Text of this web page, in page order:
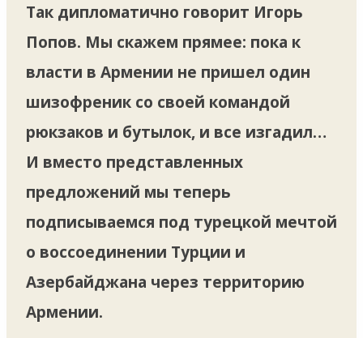
Так дипломатично говорит Игорь
Попов. Мы скажем прямее: пока к
власти в Армении не пришел один
шизофреник со своей командой
рюкзаков и бутылок, и все изгадил…
И вместо представленных
предложений мы теперь
подписываемся под турецкой мечтой
о воссоединении Турции и
Азербайджана через территорию
Армении.